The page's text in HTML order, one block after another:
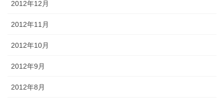
2012年12月
2012年11月
2012年10月
2012年9月
2012年8月